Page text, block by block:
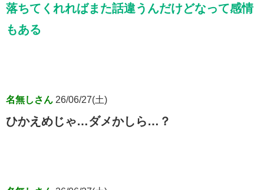
落ちてくれればまた話違うんだけどなって感情
もある
名無しさん 26/06/27(土)
ひかえめじゃ…ダメかしら…？